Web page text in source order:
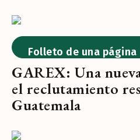
Folleto de una página
GAREX: Una
el reclutamiento
Guatemala